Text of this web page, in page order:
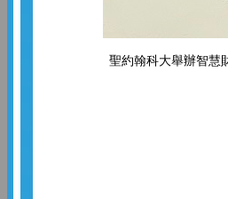
聖約翰科大舉辦智慧